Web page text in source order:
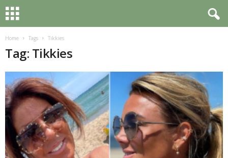
Home Tags Tikkies
Tag: Tikkies